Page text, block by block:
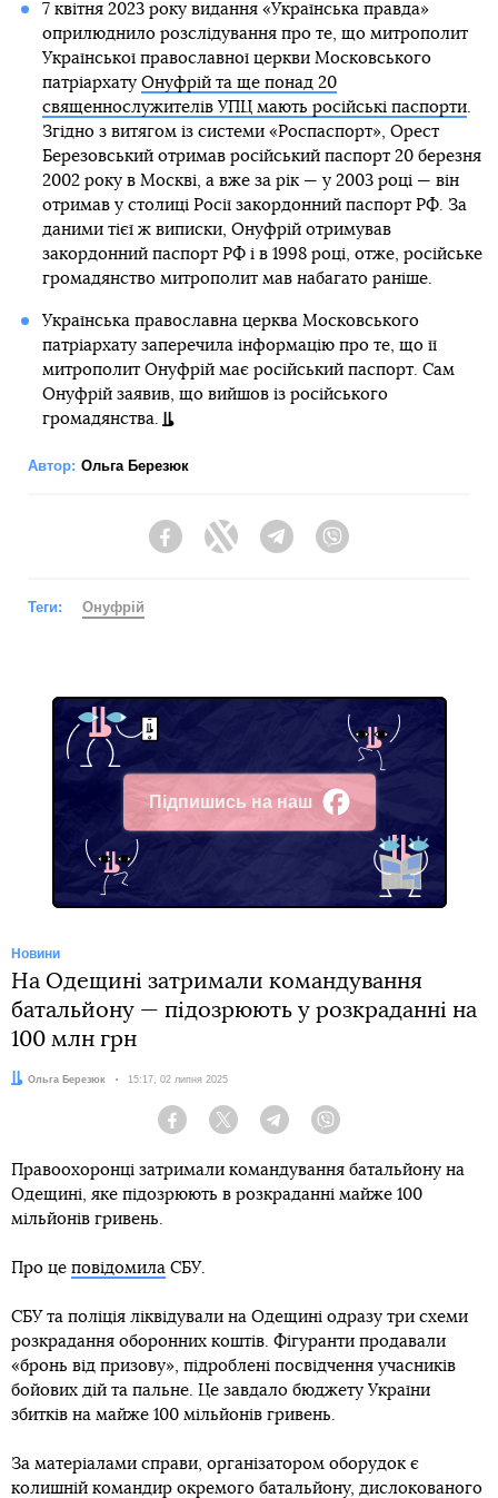
7 квітня 2023 року видання «Українська правда»
оприлюднило розслідування про те, що митрополит
Української православної церкви Московського
патріархату Онуфрій та ще понад 20
священнослужителів УПЦ мають російські паспорти.
Згідно з витягом із системи «Роспаспорт», Орест
Березовський отримав російський паспорт 20 березня
2002 року в Москві, а вже за рік — у 2003 році — він
отримав у столиці Росії закордонний паспорт РФ. За
даними тієї ж виписки, Онуфрій отримував
закордонний паспорт РФ і в 1998 році, отже, російське
громадянство митрополит мав набагато раніше.
Українська православна церква Московського
патріархату заперечила інформацію про те, що її
митрополит Онуфрій має російський паспорт. Сам
Онуфрій заявив, що вийшов із російського
громадянства.
Автор: Ольга Березюк
FacebookTwitter Telegram
Теги: Онуфрій
Підпишись на наш
Facebook
Новини
На Одещині затримали командування
батальйону — підозрюють у розкраданні на
100 млн грн
Автор:
Ольга Березюк Дата:
15:17, 02 липня 2025
Facebook Twitter Telegram
Правоохоронці затримали командування батальйону на
Одещині, яке підозрюють в розкраданні майже 100
мільйонів гривень.
Про це повідомила СБУ.
СБУ та поліція ліквідували на Одещині одразу три схеми
розкрадання оборонних коштів. Фігуранти продавали
«бронь від призову», підроблені посвідчення учасників
бойових дій та пальне. Це завдало бюджету України
збитків на майже 100 мільйонів гривень.
За матеріалами справи, організатором оборудок є
колишній командир окремого батальйону, дислокованого